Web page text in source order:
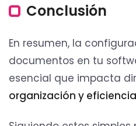
Conclusión
En resumen, la
documentos en tu
esencial que impacta
organización y